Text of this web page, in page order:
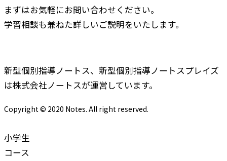
まずはお気軽にお問い合わせください。
学習相談も兼ねた詳しいご説明をいたします。
新型個別指導ノートス、新型個別指導ノートスプレイズ
は株式会社ノートスが運営しています。
Copyright © 2020 Notes. All right reserved.
小学生
コース